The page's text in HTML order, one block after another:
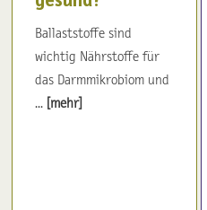
Ballaststoffe sind
wichtig Nährstoffe für
das Darmmikrobiom und
... [mehr]